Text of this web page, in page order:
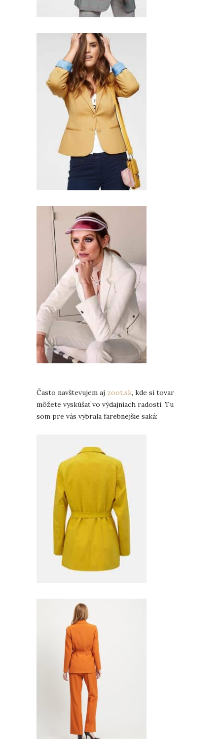
Často navštevujem aj zoot.sk, kde si tovar
môžete vyskúšať vo výdajniach radosti. Tu
som pre vás vybrala farebnejšie saká: